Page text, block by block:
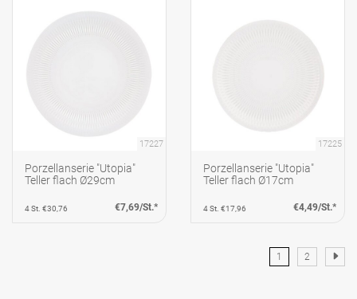
17227
Porzellanserie "Utopia"
Teller flach Ø29cm
4 St. €30,76 €7,69/St.*
17225
Porzellanserie "Utopia"
Teller flach Ø17cm
4 St. €17,96 €4,49/St.*
1 2